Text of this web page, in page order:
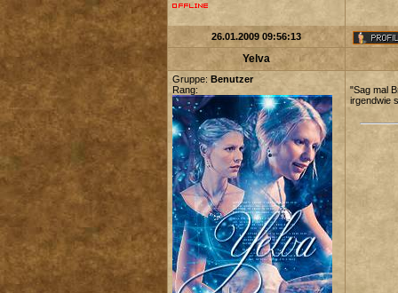
26.01.2009 09:56:13
Yelva
Gruppe: Benutzer
Rang:
"Sag mal
irgendwie